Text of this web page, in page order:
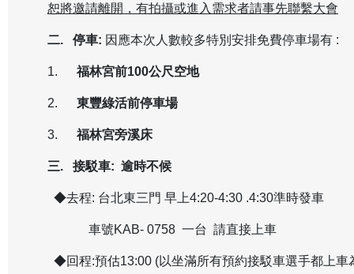
恕將邀請離開，有拍攝或進入需求者請事先聯繫大會
二. 停車: 因應本次人數較多特別安排免費停車場有 :
1. 福林宮前100公尺空地
2. 東豐綠活前停車場
3. 福林宮旁溪床
三. 接駁車: 逾時不候
◆去程: 台北東三門 早上4:20-4:30 .4:30準時發車
車號KAB- 0758 一台 請直接上車
◆回程:預估13:00 (以坐滿所有預約接駁車選手都上車